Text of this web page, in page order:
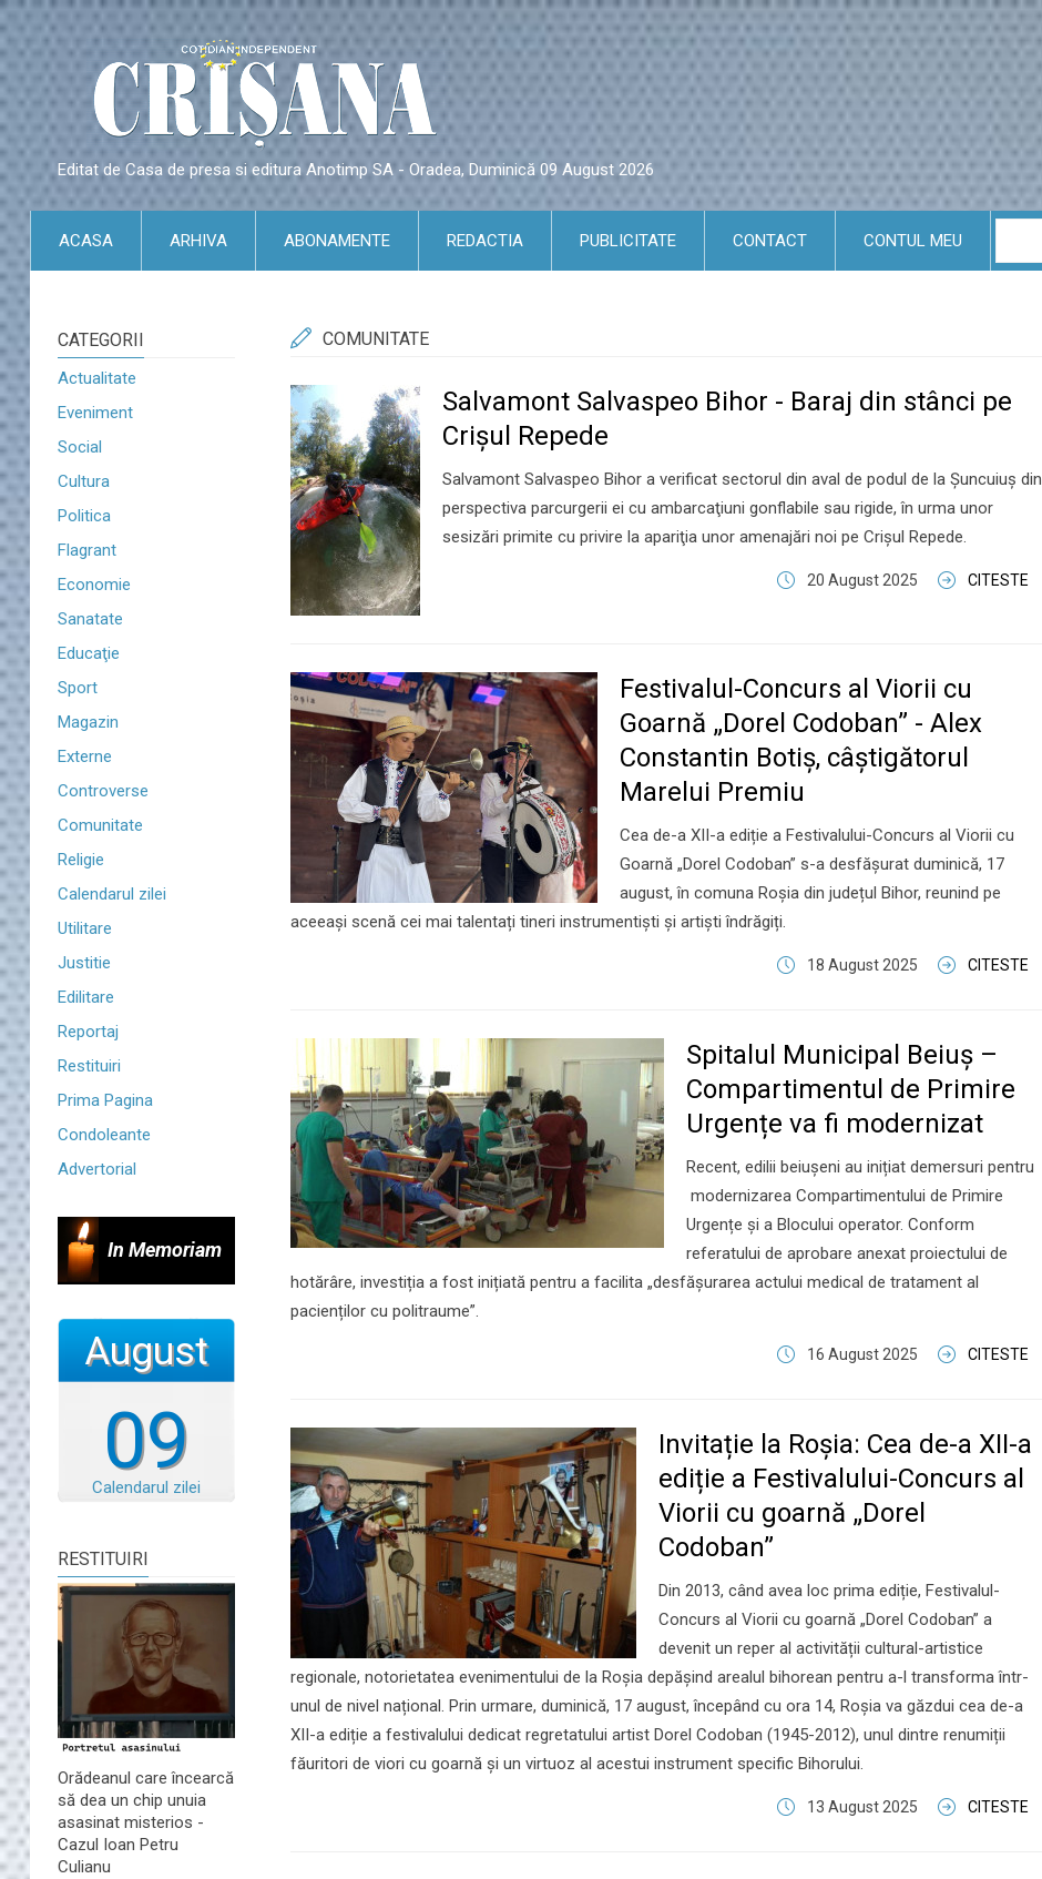
Editat de Casa de presa si editura Anotimp SA - Oradea, Duminică 09 August 2026
ACASA ARHIVA ABONAMENTE REDACTIA PUBLICITATE CONTACT CONTUL MEU
CATEGORII
Actualitate
Eveniment
Social
Cultura
Politica
Flagrant
Economie
Sanatate
Educaţie
Sport
Magazin
Externe
Controverse
Comunitate
Religie
Calendarul zilei
Utilitare
Justitie
Edilitare
Reportaj
Restituiri
Prima Pagina
Condoleante
Advertorial
In Memoriam
09
August
Calendarul zilei
RESTITUIRI
Orădeanul care încearcă
să dea un chip unuia
asasinat misterios -
Cazul Ioan Petru
Culianu
COMUNITATE
Salvamont Salvaspeo Bihor - Baraj din stânci pe
Crişul Repede
Salvamont Salvaspeo Bihor a verificat sectorul din aval de podul de la Şuncuiuş din
perspectiva parcurgerii ei cu ambarcaţiuni gonflabile sau rigide, în urma unor
sesizări primite cu privire la apariţia unor amenajări noi pe Crişul Repede.
20 August 2025 CITESTE
Festivalul-Concurs al Viorii cu
Goarnă „Dorel Codoban” - Alex
Constantin Botiș, câştigătorul
Marelui Premiu
Cea de-a XII-a ediție a Festivalului-Concurs al Viorii cu
Goarnă „Dorel Codoban” s-a desfășurat duminică, 17
august, în comuna Roșia din județul Bihor, reunind pe
aceeași scenă cei mai talentați tineri instrumentiști și artiști îndrăgiți.
18 August 2025 CITESTE
Spitalul Municipal Beiuș –
Compartimentul de Primire
Urgențe va fi modernizat
Recent, edilii beiușeni au inițiat demersuri pentru
modernizarea Compartimentului de Primire
Urgențe și a Blocului operator. Conform
referatului de aprobare anexat proiectului de
hotărâre, investiția a fost inițiată pentru a facilita „desfășurarea actului medical de tratament al
pacienților cu politraume”.
16 August 2025 CITESTE
Invitație la Roșia: Cea de-a XII-a
ediție a Festivalului-Concurs al
Viorii cu goarnă „Dorel
Codoban”
Din 2013, când avea loc prima ediție, Festivalul-
Concurs al Viorii cu goarnă „Dorel Codoban” a
devenit un reper al activității cultural-artistice
regionale, notorietatea evenimentului de la Roșia depășind arealul bihorean pentru a-l transforma într-
unul de nivel național. Prin urmare, duminică, 17 august, începând cu ora 14, Roșia va găzdui cea de-a
XII-a ediție a festivalului dedicat regretatului artist Dorel Codoban (1945-2012), unul dintre renumiții
făuritori de viori cu goarnă și un virtuoz al acestui instrument specific Bihorului.
13 August 2025 CITESTE